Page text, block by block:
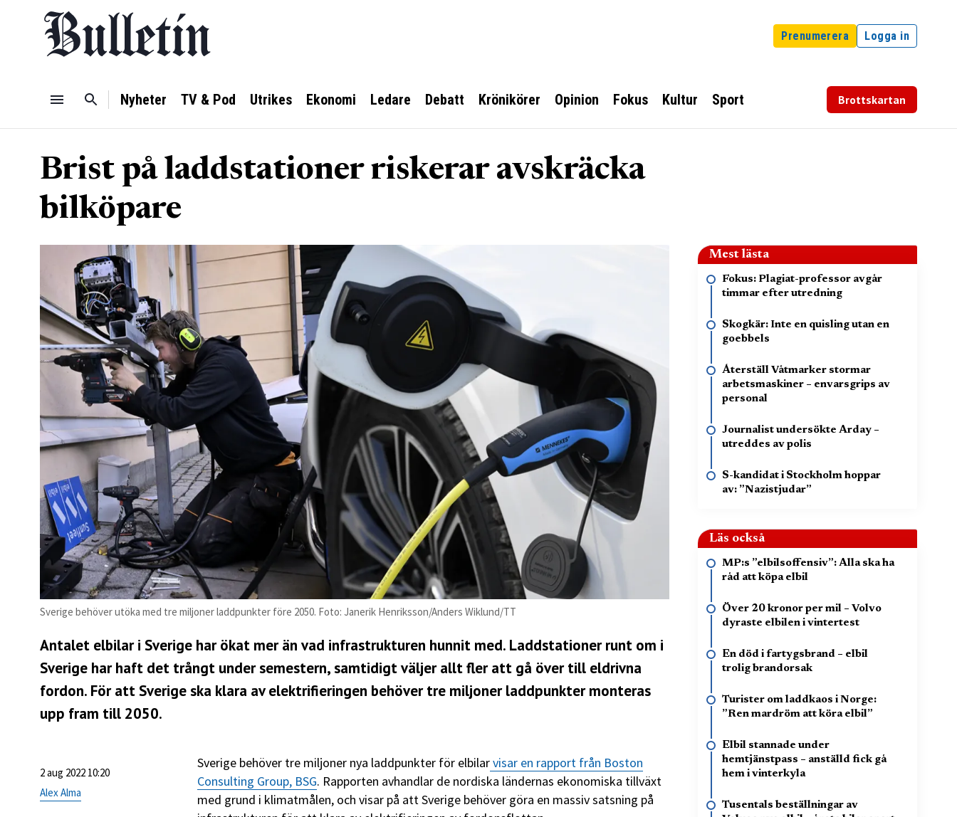
Prenumerera Logga in
Nyheter TV & Pod Utrikes Ekonomi Ledare Debatt Krönikörer Opinion Fokus Kultur Sport Brottskartan
Brist på laddstationer riskerar avskräcka
bilköpare
Sverige behöver utöka med tre miljoner laddpunkter före 2050. Foto: Janerik Henriksson/Anders Wiklund/TT
Antalet elbilar i Sverige har ökat mer än vad infrastrukturen hunnit med. Laddstationer runt om i
Sverige har haft det trångt under semestern, samtidigt väljer allt fler att gå över till eldrivna
fordon. För att Sverige ska klara av elektrifieringen behöver tre miljoner laddpunkter monteras
upp fram till 2050.
2 aug 2022 10:20
Alex Alma
Sverige behöver tre miljoner nya laddpunkter för elbilarvisar en rapport från Boston
Consulting Group, BSG. Rapporten avhandlar de nordiska ländernas ekonomiska tillväxt
med grund i klimatmålen, och visar på att Sverige behöver göra en massiv satsning på
Mest lästa
Fokus: Plagiat-professor avgår
timmar efter utredning
Skogkär: Inte en quisling utan en
goebbels
Återställ Våtmarker stormar
arbetsmaskiner – envarsgrips av
personal
Journalist undersökte Arday –
utreddes av polis
S-kandidat i Stockholm hoppar
av: ”Nazistjudar”
Läs också
MP:s ”elbilsoffensiv”: Alla ska ha
råd att köpa elbil
Över 20 kronor per mil – Volvo
dyraste elbilen i vintertest
En död i fartygsbrand – elbil
trolig brandorsak
Turister om laddkaos i Norge:
”Ren mardröm att köra elbil”
Elbil stannade under
hemtjänstpass – anställd fick gå
hem i vinterkyla
Tusentals beställningar av